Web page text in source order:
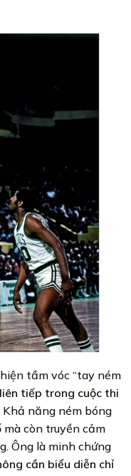
tầm vóc “tay ném
tiếp trong cuộc thi
năng ném bóng
mà còn truyền cảm
Ông là minh chứng
cần biểu diễn chỉ